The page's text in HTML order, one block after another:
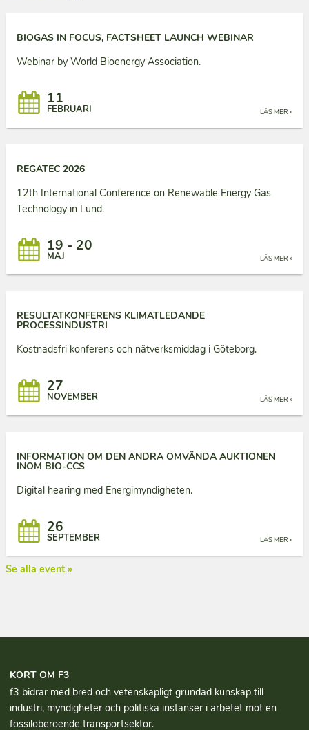
BIOGAS IN FOCUS, FACTSHEET LAUNCH WEBINAR
Webinar by World Bioenergy Association.
LÄS MER »
11
FEBRUARI
REGATEC 2026
12th International Conference on Renewable Energy Gas
Technology in Lund.
LÄS MER »
19 - 20
MAJ
RESULTATKONFERENS KLIMATLEDANDE
PROCESSINDUSTRI
Kostnadsfri konferens och nätverksmiddag i Göteborg.
LÄS MER »
27
NOVEMBER
INFORMATION OM DEN ANDRA OMVÄNDA AUKTIONEN
INOM BIO-CCS
Digital hearing med Energimyndigheten.
LÄS MER »
26
SEPTEMBER
Se alla event »
KORT OM F3
f3 bidrar med bred och vetenskapligt grundad kun­skap till
industri, myndigheter och politiska instanser i arbetet mot en
fossiloberoende transportsektor.